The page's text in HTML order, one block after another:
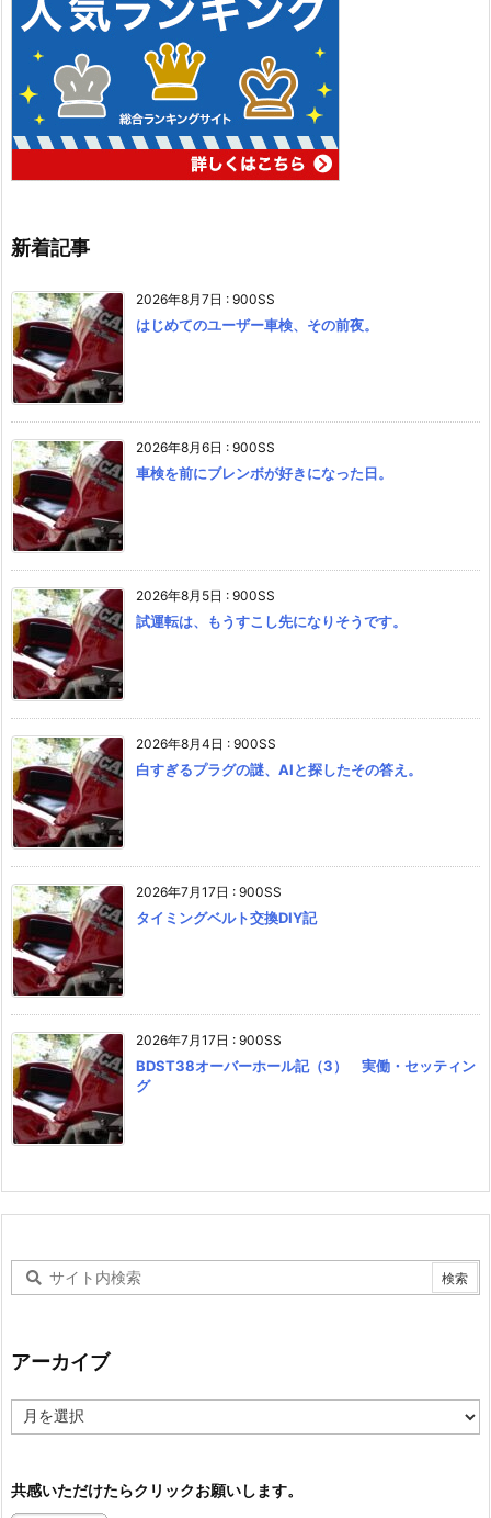
新着記事
2026年8月7日 : 900SS
はじめてのユーザー車検、その前夜。
2026年8月6日 : 900SS
車検を前にブレンボが好きになった日。
2026年8月5日 : 900SS
試運転は、もうすこし先になりそうです。
2026年8月4日 : 900SS
白すぎるプラグの謎、AIと探したその答え。
2026年7月17日 : 900SS
タイミングベルト交換DIY記
2026年7月17日 : 900SS
BDST38オーバーホール記（3） 実働・セッティン
グ
アーカイブ
ー
ブ
共感いただけたらクリックお願いします。